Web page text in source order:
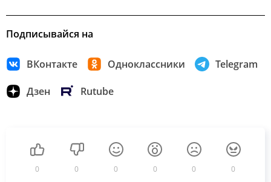
Подписывайся на
ВКонтакте Одноклассники Telegram
Дзен Rutube
0 0 0 0 0 0